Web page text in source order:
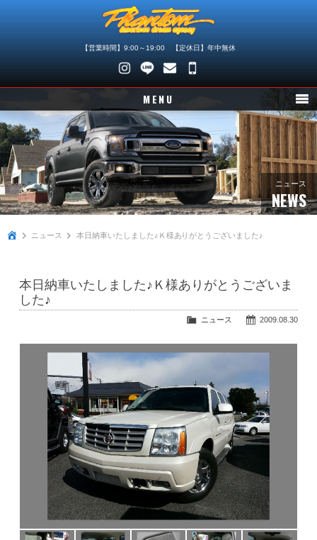
【営業時間】9:00～19:00 【定休日】年中無休
048-
745-
4446
MENU
ニュース
在庫車情報
パーツ情報
メンテナンス
買取査定
ニュース
NEWS
ニュース 本日納車いたしました♪Ｋ様ありがとうございました♪
本日納車いたしました♪Ｋ様ありがとうございま
した♪
2009.08.30
ニュース